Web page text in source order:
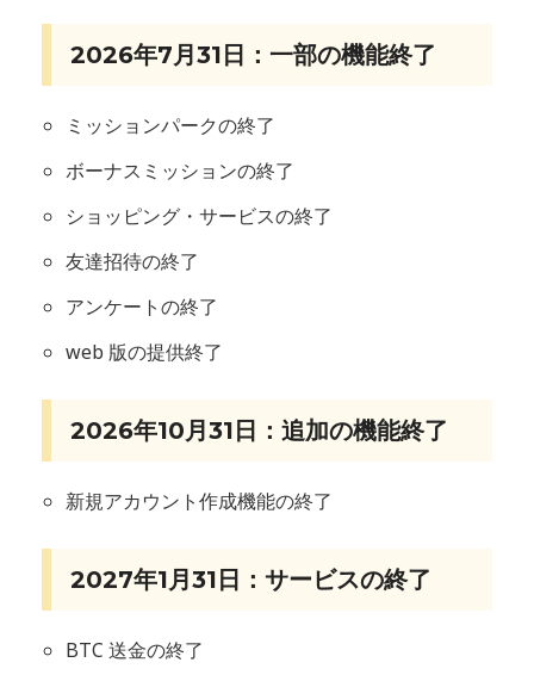
2026年7月31日：一部の機能終了
ミッションパークの終了
ボーナスミッションの終了
ショッピング・サービスの終了
友達招待の終了
アンケートの終了
web 版の提供終了
2026年10月31日：追加の機能終了
新規アカウント作成機能の終了
2027年1月31日：サービスの終了
BTC 送金の終了